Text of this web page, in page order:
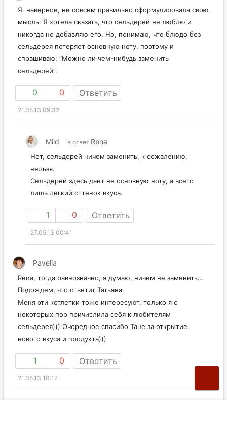
Я. наверное, не совсем правильно сформулировала свою
мысль. Я хотела сказать, что сельдерей не люблю и
никогда не добавляю его. Но, понимаю, что блюдо без
сельдерея потеряет основную ноту. поэтому и
спрашиваю: “Можно ли чем-нибудь заменить
сельдерей”.
0 0 Ответить
21.05.13 09:32
Mild в ответ Rena
Нет, сельдерей ничем заменить, к сожалению,
нельзя.
Сельдерей здесь дает не основную ноту, а всего
лишь легкий оттенок вкуса.
1 0 Ответить
27.05.13 00:41
Pavelia
Rena, тогда равнозначно, я думаю, ничем не заменить…
Подождем, что ответит Татьяна.
Меня эти котлетки тоже интересуют, только я с
некоторых пор причислила себя к любителям
сельдерея))) Очередное спасибо Тане за открытие
нового вкуса и продукта)))
1 0 Ответить
21.05.13 10:12